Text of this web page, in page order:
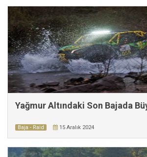
Yağmur Altındaki Son Bajada
Baja - Raid 15 Aralık 2024